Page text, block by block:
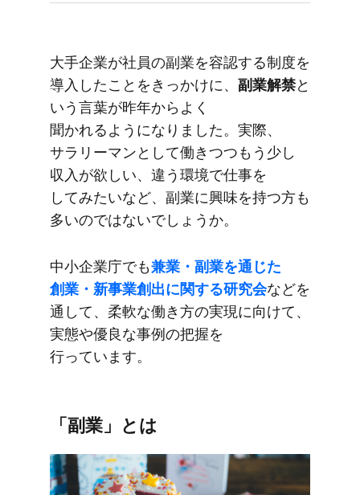
大手企業が​社員の​副業を​容認する​制度を​
導入した​ことを​きっかけに、 ​副業解禁と​
いう​言葉が​昨年から​よく​
聞かれるようになりました。​実際、​
サラリーマンと​して​働きつつもう​少し​
収入が​欲しい、​違う​環境で​仕事を​
してみたいなど、​副業に​興味を​持つ方も​
多いのではないでしょうか。
中​小企業庁でも​兼業・副業を​通じた​
創業・新事業創出に​関する​研究会などを​
通して、​柔軟な​働き方の​実現に​向けて、​
実態や​優良な​事例の​把握を​
行っています。
「副業」とは